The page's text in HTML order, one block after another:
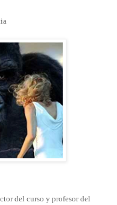
del curso y profesor del